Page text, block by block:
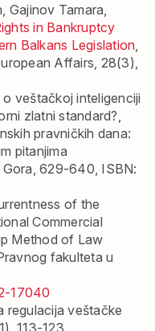
Gajinov Tamara,
in Bankruptcy
Balkans Legislation,
Affairs, 28(3),
veštačkoj inteligenciji
zlatni standard?,
pravničkih dana:
pitanjima
Gora, 629-640, ISBN:
of the
Commercial
Method of Law
fakulteta u
17040
regulacija veštačke